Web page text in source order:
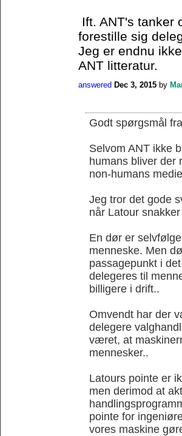
Ift. ANT's tanker
forestille sig
Jeg er endnu
ANT litteratur.
answered Dec 3, 2015 by
Godt spørgsmål
Selvom ANT ikke
humans bliver der
non-humans
Jeg tror det gode
når Latour
En dør er
menneske. Men
passagepunkt i
delegeres til
billigere i drift..
Omvendt har der
delegere
været, at
mennesker..
Latours pointe er
men derimod at
pointe for
vores maskine